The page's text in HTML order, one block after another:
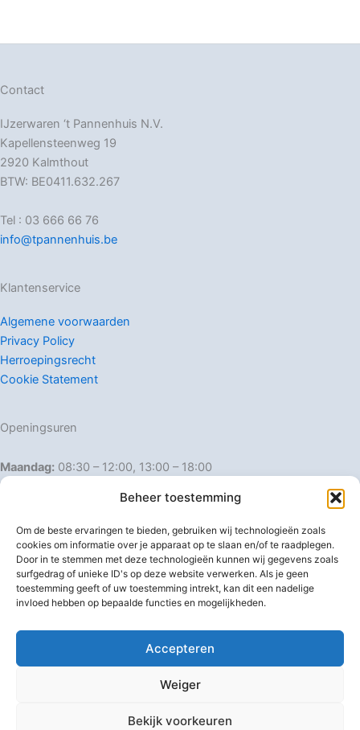
Beheer toestemming
Om de beste ervaringen te bieden, gebruiken wij technologieën zoals
cookies om informatie over je apparaat op te slaan en/of te raadplegen.
Door in te stemmen met deze technologieën kunnen wij gegevens zoals
surfgedrag of unieke ID's op deze website verwerken. Als je geen
toestemming geeft of uw toestemming intrekt, kan dit een nadelige
invloed hebben op bepaalde functies en mogelijkheden.
Accepteren
Weiger
Bekijk voorkeuren
Contact
IJzerwaren ‘t Pannenhuis N.V.
Kapellensteenweg 19
2920 Kalmthout
BTW: BE0411.632.267
Tel : 03 666 66 76
info@tpannenhuis.be
Klantenservice
Algemene voorwaarden
Privacy Policy
Herroepingsrecht
Cookie Statement
Openingsuren
Maandag: 08:30 – 12:00, 13:00 – 18:00
Dinsdag:
08:30 – 12:00, 13:00 – 18:00
Donderdag: 08:30 – 12:00, 13:00 – 18:00
Vrijdag: 08:30 – 12:00, 13:00 – 18:00
Zaterdag: 08:30 – 16:00
Zondag: Gesloten